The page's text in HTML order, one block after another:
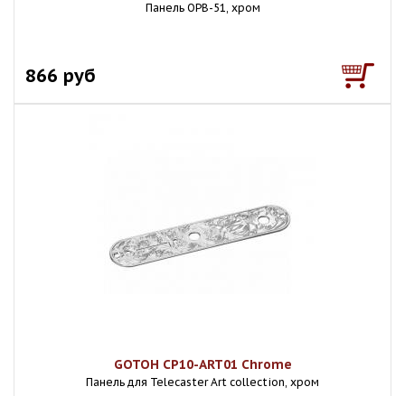
Панель OPB-51, хром
866 руб
GOTOH CP10-ART01 Chrome
Панель для Telecaster Art collection, хром